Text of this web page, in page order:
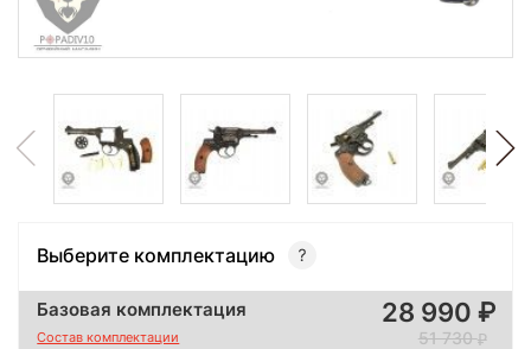
Выберите комплектацию
Базовая комплектация
Состав комплектации
28 990
51 730